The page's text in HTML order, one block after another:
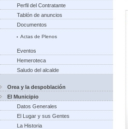
Perfil del Contratante
Tablón de anuncios
Documentos
Actas de Plenos
Eventos
Hemeroteca
Saludo del alcalde
Orea y la despoblación
El Municipio
Datos Generales
El Lugar y sus Gentes
La Historia